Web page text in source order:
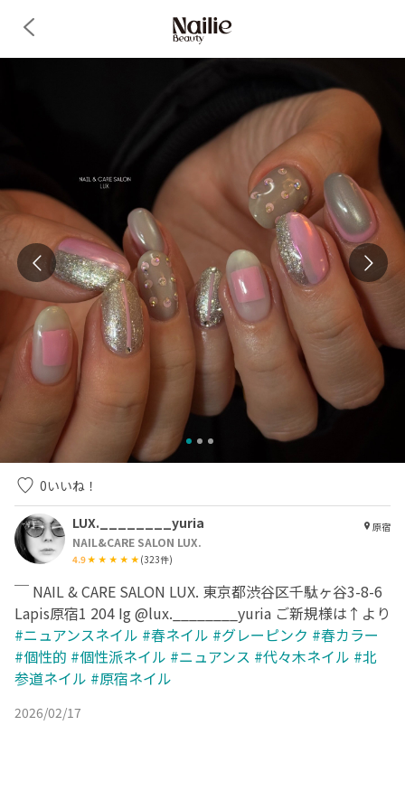
0いいね！
LUX.________yuria
NAIL&CARE SALON LUX.
4.9 (323件)
原宿
￣ NAIL & CARE SALON LUX. 東京都渋谷区千駄ヶ谷3-8-6
Lapis原宿1 204 Ig @lux.________yuria ご新規様は↑より
#ニュアンスネイル #春ネイル #グレーピンク #春カラー
#個性的 #個性派ネイル #ニュアンス #代々木ネイル #北
参道ネイル #原宿ネイル
2026/02/17